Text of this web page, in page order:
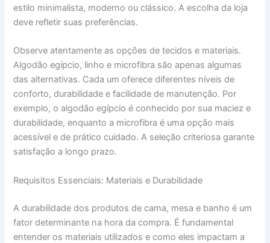
estilo minimalista, moderno ou clássico. A escolha da loja
deve refletir suas preferências.
Observe atentamente as opções de tecidos e materiais.
Algodão egípcio, linho e microfibra são apenas algumas
das alternativas. Cada um oferece diferentes níveis de
conforto, durabilidade e facilidade de manutenção. Por
exemplo, o algodão egípcio é conhecido por sua maciez e
durabilidade, enquanto a microfibra é uma opção mais
acessível e de prático cuidado. A seleção criteriosa garante
satisfação a longo prazo.
Requisitos Essenciais: Materiais e Durabilidade
A durabilidade dos produtos de cama, mesa e banho é um
fator determinante na hora da compra. É fundamental
entender os materiais utilizados e como eles impactam a